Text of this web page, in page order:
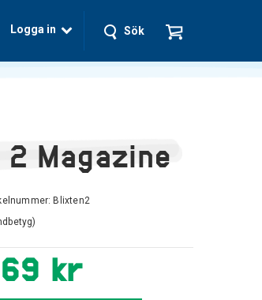
Logga in Sök
Magazine
Blixten2
69 kr